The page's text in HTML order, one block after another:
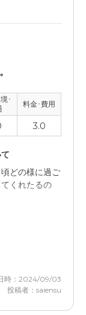
･
料金･費用
3.0
どの様に過ご
くれたるの
は、介護施設
施設の方に任
時：2024/09/03
投稿者：saiensu